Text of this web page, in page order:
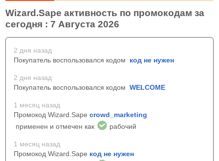
Wizard.Sape активность по промокодам за
сегодня : 7 Августа 2026
2 дня назад
Покупатель воспользовался кодом код не нужен
2 дня назад
Покупатель воспользовался кодом WELCOME
1 месяц назад
Промокод Wizard.Sape crowd_marketing
применен и отмечен как
рабочий
1 месяц назад
Промокод Wizard.Sape код не нужен